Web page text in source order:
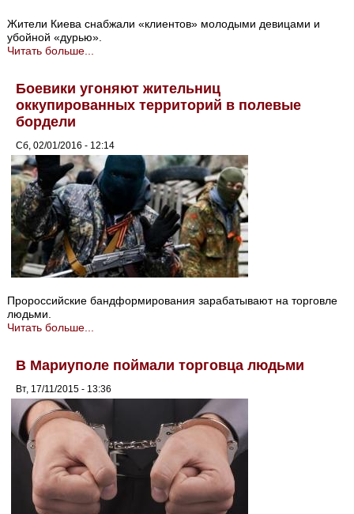
Жители Киева снабжали «клиентов» молодыми девицами и
убойной «дурью».
Читать больше...
Боевики угоняют жительниц
оккупированных территорий в полевые
бордели
Сб, 02/01/2016 - 12:14
Пророссийские бандформирования зарабатывают на торговле
людьми.
Читать больше...
В Мариуполе поймали торговца людьми
Вт, 17/11/2015 - 13:36